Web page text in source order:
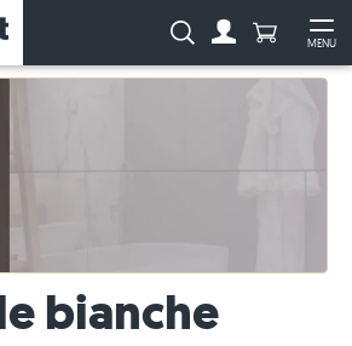
MENU
Ricerca: Numero di
bianche